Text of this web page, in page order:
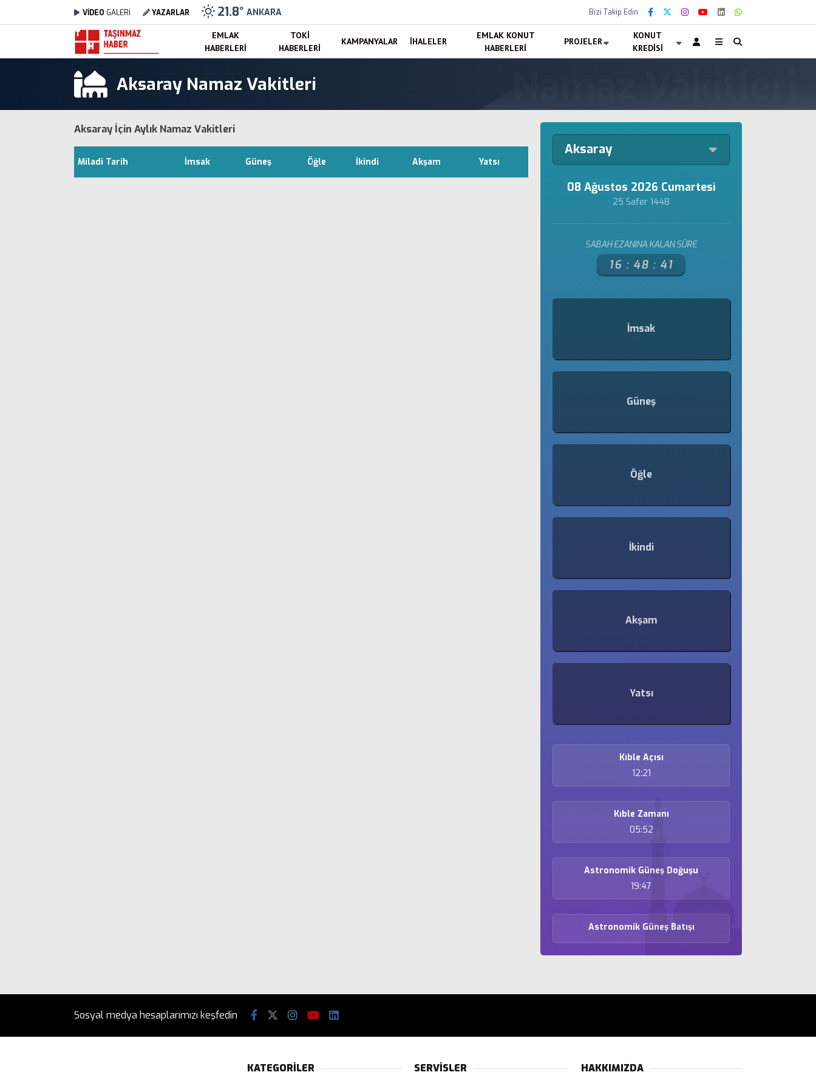
VİDEO GALERİ YAZARLAR 21.8° ANKARA Bizi Takip Edin
EMLAK
HABERLERI
TOKI
HABERLERI
KAMPANYALAR İHALELER
EMLAK KONUT
HABERLERI
PROJELER
KONUT
KREDISI
Aksaray Namaz Vakitleri
Aksaray İçin Aylık Namaz Vakitleri
Miladi Tarih İmsak Güneş Öğle İkindi Akşam Yatsı
Aksaray
08 Ağustos 2026 Cumartesi
25 Safer 1448
SABAH EZANINA KALAN SÜRE
16 : 48 : 41
İmsak
Güneş
Öğle
İkindi
Akşam
Yatsı
Kıble Açısı
12:21
Kıble Zamanı
05:52
Astronomik Güneş Doğuşu
19:47
Astronomik Güneş Batışı
Sosyal medya hesaplarımızı keşfedin
KATEGORİLER SERVİSLER HAKKIMIZDA